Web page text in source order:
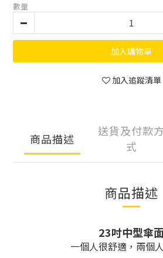
數量
加入購物車
加入追蹤清單
商品描述
送貨及付款方
式
商品描述
23吋中型傘面
一個人很舒適，兩個